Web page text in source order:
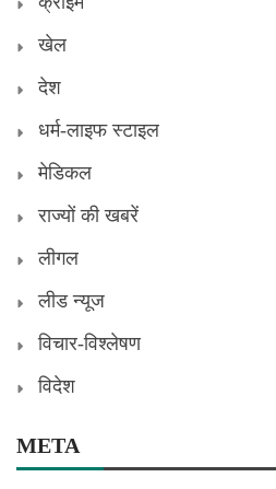
खेल
देश
धर्म-लाइफ स्टाइल
मेडिकल
राज्यों की खबरें
लीगल
लीड न्यूज
विचार-विश्लेषण
विदेश
META